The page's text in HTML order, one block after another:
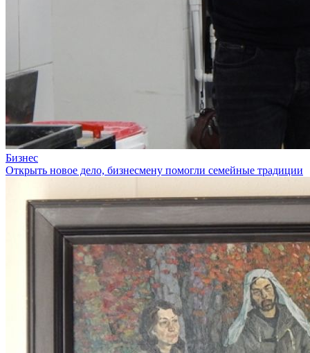
Бизнес
Открыть новое дело, бизнесмену помогли семейные традиции